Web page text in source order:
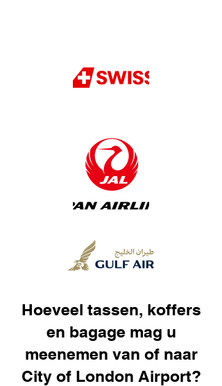
Hoeveel tassen, koffers
en bagage mag u
meenemen van of naar
City of London Airport?